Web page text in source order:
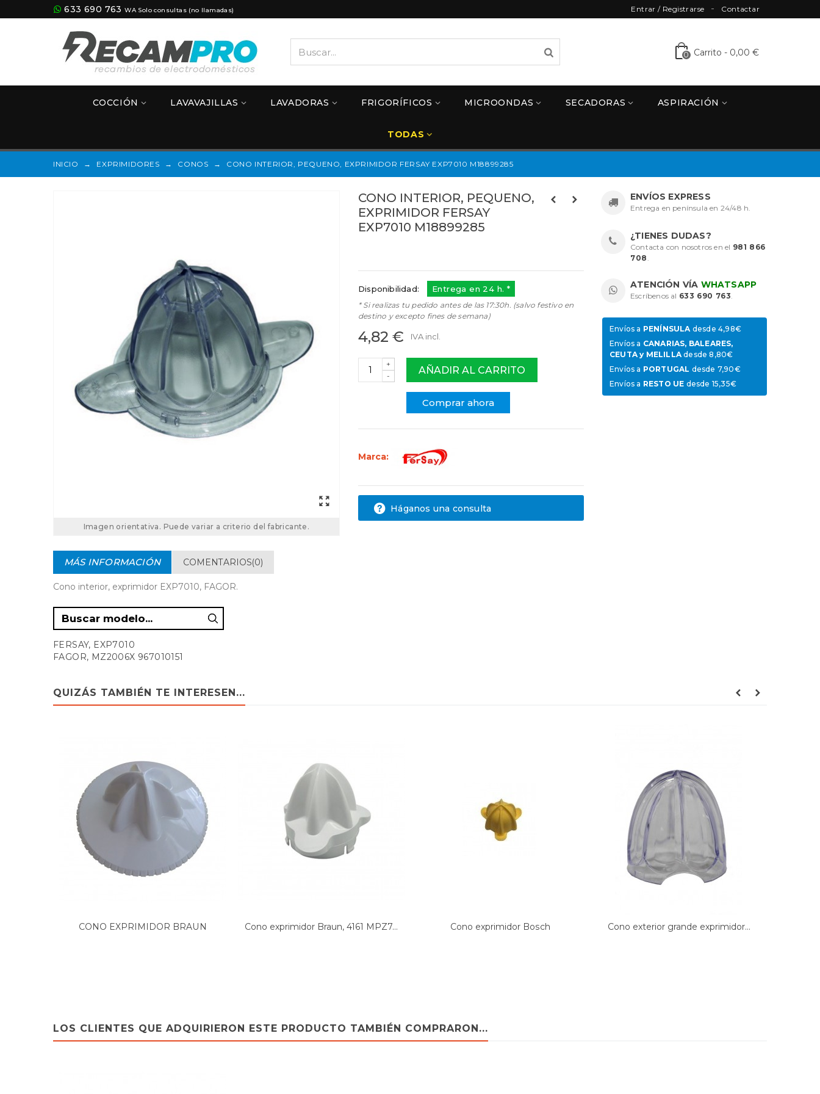
633 690 763 WA Solo consultas (no llamadas) Contactar
Entrar / Registrarse
0 Carrito - 0,00 €
COCCIÓN LAVAVAJILLAS LAVADORAS FRIGORÍFICOS MICROONDAS SECADORAS ASPIRACIÓN
TODAS
INICIO → EXPRIMIDORES → CONOS → CONO INTERIOR, PEQUENO, EXPRIMIDOR FERSAY EXP7010 M18899285
Imagen orientativa. Puede variar a criterio del fabricante.
CONO INTERIOR, PEQUENO,
EXPRIMIDOR FERSAY
EXP7010 M18899285
Disponibilidad: Entrega en 24 h. *
* Si realizas tu pedido antes de las 17:30h. (salvo festivo en
destino y excepto fines de semana)
4,82 € IVA incl.
-
+
AÑADIR AL CARRITO
Comprar ahora
Marca:
Háganos una consulta
ENVÍOS EXPRESS
Entrega en península en 24/48 h.
¿TIENES DUDAS?
Contacta con nosotros en el 981 866
708 .
ATENCIÓN VÍA WHATSAPP
Escríbenos al 633 690 763.
Envíos a PENÍNSULAdesde 4,98€
Envíos a CANARIAS, BALEARES,
CEUTA y MELILLAdesde 8,80€
Envíos a PORTUGAL desde 7,90€
Envíos a RESTO UE desde 15,35€
MÁS INFORMACIÓN COMENTARIOS(0)
Cono interior, exprimidor EXP7010, FAGOR.
FERSAY, EXP7010
FAGOR, MZ2006X 967010151
QUIZÁS TAMBIÉN TE INTERESEN...
CONO EXPRIMIDOR BRAUN
Cono exprimidor Braun, 4161 MPZ7...
Cono exprimidor Bosch
Cono exterior grande exprimidor...
LOS CLIENTES QUE ADQUIRIERON ESTE PRODUCTO TAMBIÉN COMPRARON...